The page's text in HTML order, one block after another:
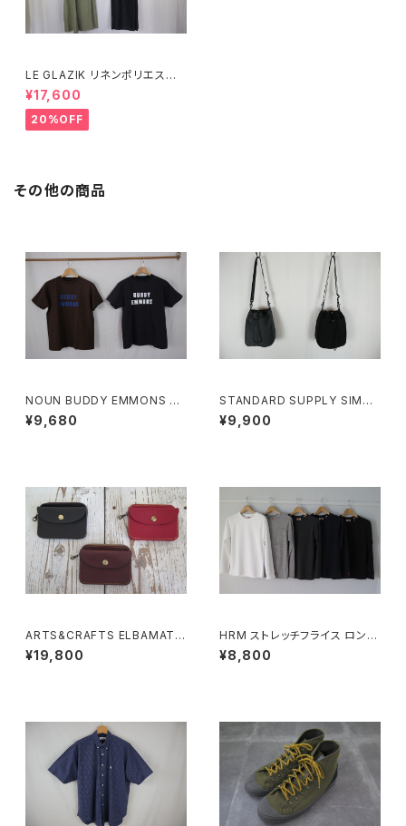
LE GLAZIK リネンポリエステ
ル キャミソールワンピース
¥17,600
20%OFF
その他の商品
NOUN BUDDY EMMONS Te
e
¥9,680
STANDARD SUPPLY SIMPL
ICITY CHALK SHOULDER チ
ョークショルダー
¥9,900
ARTS&CRAFTS ELBAMATT
ACC / TWIN PURSE
¥19,800
HRM ストレッチフライス ロング
スリーブTシャツ
¥8,800